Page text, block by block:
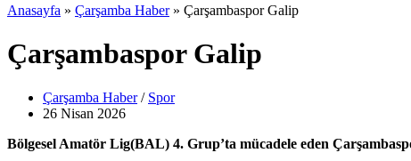
Anasayfa » Çarşamba Haber » Çarşambaspor Galip
Çarşambaspor Galip
Çarşamba Haber/ Spor
26 Nisan 2026
Bölgesel Amatör Lig(BAL) 4. Grup’ta mücadele eden